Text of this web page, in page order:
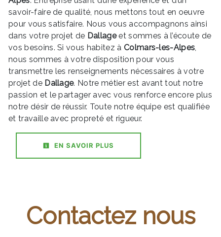
savoir-faire de qualité, nous mettons tout en oeuvre
pour vous satisfaire. Nous vous accompagnons ainsi
dans votre projet de Dallageet sommes à l’écoute de
vos besoins. Si vous habitez à Colmars-les-Alpes
nous sommes à votre disposition pour vous
transmettre les renseignements nécessaires à votre
projet de Dallage. Notre métier est avant tout notre
passion et le partager avec vous renforce encore plus
notre désir de réussir. Toute notre équipe est qualifiée
et travaille avec propreté et rigueur.
EN SAVOIR PLUS
Contactez nous